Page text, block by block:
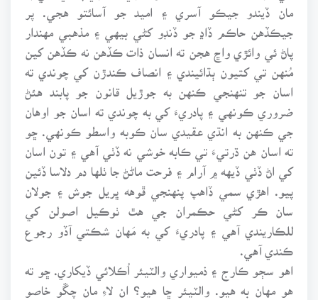
مان ڏيندو جيڪو آسري ۽ اميد جو آسائتو هجي. پر
جيڪڏهن حاڪم ڏاڍ جو ڏنڊو کڻي بيهي ۽ مذهبي مهندار
پاڻ ئي وائڙي واڇ هجن ته انسان ذات ڪڏهن نه ڪڏهن کين
مُنهن تي کتيون ٻڌائيندي ۽ انصاف ڪندڙن کي چوندي ته
اسان جو تنهنجي ڪنهن به جوڙيل قانون جو پابند هئڻ
ضروري ڪونهي ۽ پادريءَ کي به چوندي ته اسان جو اوهان
جي ڪنهن به انڌي عقيدي سان ڪوبه واسطو ڪونهي. ڇو
ته اسان هن ڌرتيءَ تي ڪابه خوشي نه ڏٺي آهي ۽ تون اسان
کي اڻ ڏٺي ڏيهه ۾ آرام ۽ فرحت ماڻڻ جا ٺلها دم دلاسا ڏئين
پيو. اهڙي سمي ڏاهپ پنهنجي ڦوهه ڀريل جوش ۽ جولان
سان ڪر کڻي حڪمران جي هٿ ٺوڪيل اصولن کي
للڪاريندي آهي ۽ پادريءَ کي به مَهان شڪتي آڏو رجوع
ڪندي آهي.
اهو سڄو ڪارج ۽ ذميواري والٽيئر اُڪلائي ڏيکاري. ڇو ته
هو مهان به هيو. والٽيئر ڇا هيو؟ ان لاءِ مان چڱو خاصو